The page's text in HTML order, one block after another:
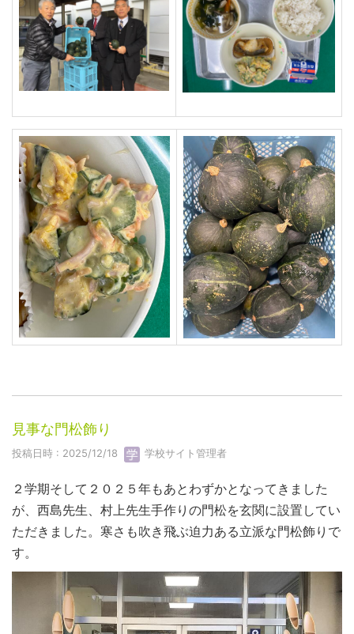
見事な門松飾り
投稿日時 : 2025/12/18 学校サイト管理者
２学期そして２０２５年もあとわずかとなってきました
が、西島先生、村上先生手作りの門松を玄関に設置してい
ただきました。寒さも吹き飛ぶ迫力ある立派な門松飾りで
す。